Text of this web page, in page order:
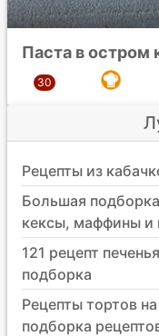
Паста в остром
Рецепты из
Большая
кексы, маффины и
121 рецепт
подборка
Рецепты тортов
подборка